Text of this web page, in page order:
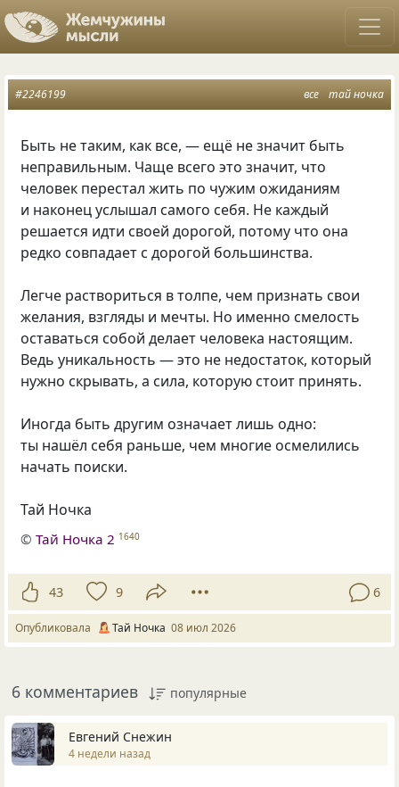
все тай ночка
#2246199
Быть не таким, как все, — ещё не значит быть
неправильным. Чаще всего это значит, что
человек перестал жить по чужим ожиданиям
и наконец услышал самого себя. Не каждый
решается идти своей дорогой, потому что она
редко совпадает с дорогой большинства.
Легче раствориться в толпе, чем признать свои
желания, взгляды и мечты. Но именно смелость
оставаться собой делает человека настоящим.
Ведь уникальность — это не недостаток, который
нужно скрывать, а сила, которую стоит принять.
Иногда быть другим означает лишь одно:
ты нашёл себя раньше, чем многие осмелились
начать поиски.
Тай Ночка
©Тай Ночка 2 1640
43 9 6
Опубликовала Тай Ночка 08 июл 2026
6 комментариев популярные
Евгений Снежин
4 недели назад